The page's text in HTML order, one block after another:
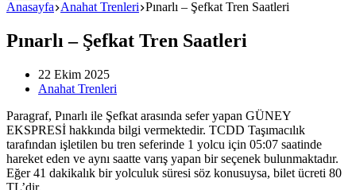
Anasayfa Anahat Trenleri Pınarlı – Şefkat Tren Saatleri
Pınarlı – Şefkat Tren Saatleri
22 Ekim 2025
Anahat Trenleri
Paragraf, Pınarlı ile Şefkat arasında sefer yapan GÜNEY
EKSPRESİ hakkında bilgi vermektedir. TCDD Taşımacılık
tarafından işletilen bu tren seferinde 1 yolcu için 05:07 saatinde
hareket eden ve aynı saatte varış yapan bir seçenek bulunmaktadır.
Eğer 41 dakikalık bir yolculuk süresi söz konusuysa, bilet ücreti 80
TL’dir.